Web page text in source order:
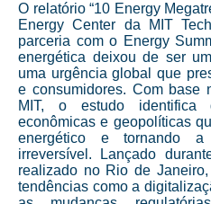
O relatório “10 Energy
Energy Center da MIT
parceria com o Energy
energética deixou de ser
uma urgência global que
e consumidores. Com base
MIT, o estudo identifica
econômicas e geopolíticas
energético e tornando a
irreversível. Lançado
realizado no Rio de
tendências como a